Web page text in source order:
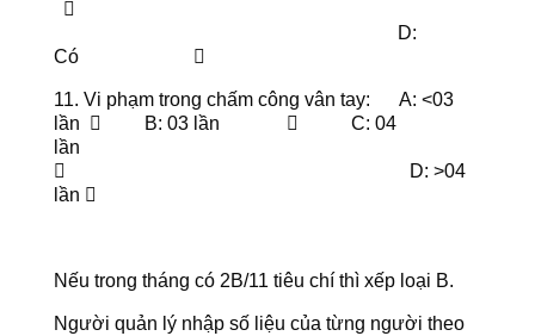

D:
Có 
11. Vi phạm trong chấm công vân tay: A: <03
lần  B: 03 lần  C: 04
lần
 D: >04
lần 
Nếu trong tháng có 2B/11 tiêu chí thì xếp loại B.
Người quản lý nhập số liệu của từng người theo